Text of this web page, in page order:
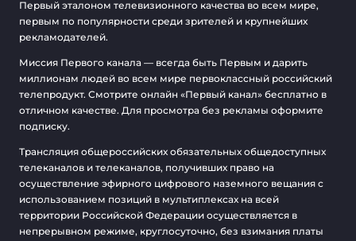
Первый эталоном телевизионного качества во всем мире,
первым по популярности среди зрителей и крупнейших
рекламодателей.
Миссия Первого канала — всегда быть Первым и дарить
миллионам людей во всем мире первоклассный российский
телепродукт. Смотрите онлайн «Первый канал» бесплатно в
отличном качестве. Для просмотра без рекламы оформите
подписку.
Трансляция общероссийских обязательных общедоступных
телеканалов и телеканалов, получивших право на
осуществление эфирного цифрового наземного вещания с
использованием позиций в мультиплексах на всей
территории Российской Федерации осуществляется в
непрерывном режиме, круглосуточно, без взимания платы